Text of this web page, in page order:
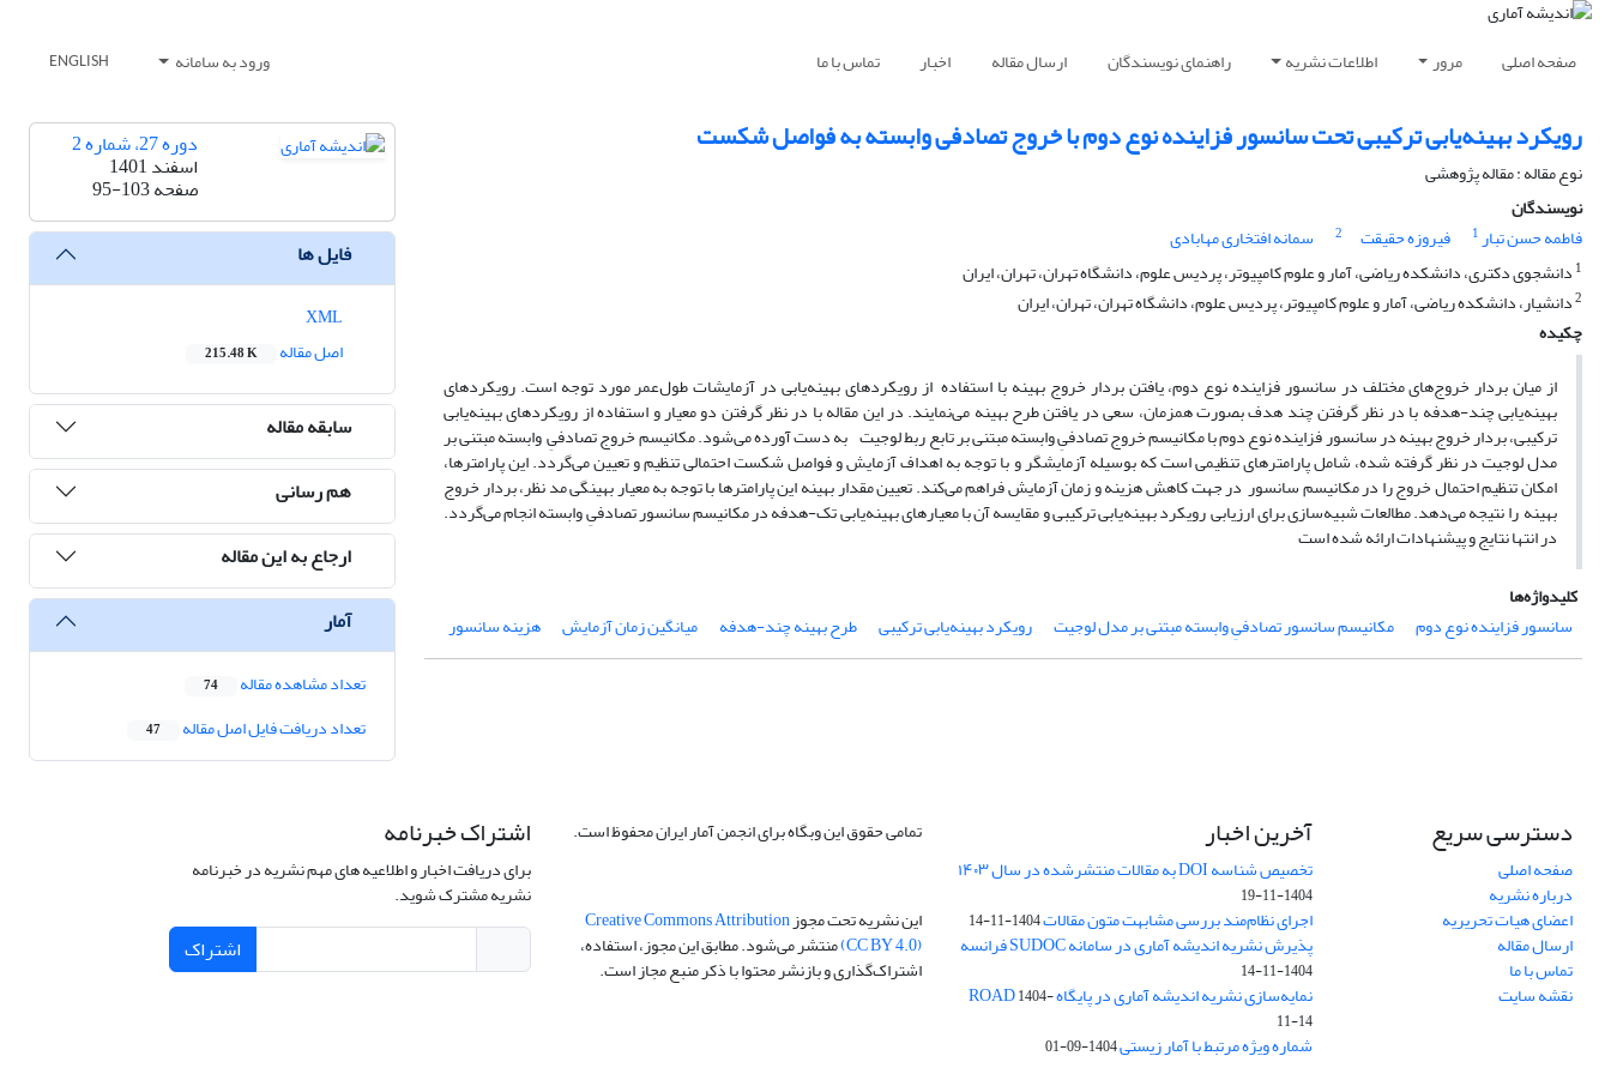
صفحه اصلی مرور اطلاعات نشریه راهنمای نویسندگان ارسال مقاله اخبار تماس با ما ورود به سامانه ENGLISH
رویکرد بهینه‌یابی ترکیبی تحت سانسور فزاینده نوع دوم با خروج تصادفی وابسته به فواصل شکست
نوع مقاله : مقاله پژوهشی
نویسندگان
فاطمه حسن تبار1 فیروزه حقیقت 2 سمانه افتخاری مهابادی
1 دانشجوی دکتری، دانشکده ریاضی، آمار و علوم کامپیوتر، پردیس علوم، دانشگاه تهران، تهران، ایران
2دانشیار، دانشکده ریاضی، آمار و علوم کامپیوتر، پردیس علوم، دانشگاه تهران، تهران، ایران
چکیده
از میان بردار خروج‌های مختلف در سانسور فزاینده نوع دوم، یافتن بردار خروج بهینه با استفاده از رویکردهای بهینه‌یابی در آزمایشات طول‌عمر مورد توجه است. رویکردهای
بهینه‌یابی چند-هدفه با در نظر گرفتن چند هدف بصورت همزمان، سعی در یافتن طرح بهینه می‌نمایند. در این مقاله با در نظر گرفتن دو معیار و استفاده از رویکردهای بهینه‌یابی
ترکیبی، بردار خروج بهینه در سانسور فزاینده نوع دوم با مکانیسم خروج تصادفیِ وابسته مبتنی بر تابع ربط لوجیت به دست آورده می‌شود. مکانیسم خروج تصادفیِ وابسته‌ مبتنی بر
مدل لوجیت در نظر گرفته شده، شامل پارامترهای تنظیمی است که بوسیله آزمایشگر و با توجه به اهداف آزمایش و فواصل شکست احتمالی تنظیم و تعیین می‌گردد. این پارامترها،
امکان تنظیم احتمال خروج را در مکانیسم سانسور در جهت کاهش هزینه و زمان آزمایش فراهم می‌کند. تعیین مقدار بهینه این پارامترها با توجه به معیار بهینگی مد نظر، بردار خروج
بهینه را نتیجه می‌دهد. مطالعات شبیه‌سازی برای ارزیابی رویکرد بهینه‌یابی ترکیبی و مقایسه آن با معیارهای بهینه‌یابی تک-هدفه در مکانیسم سانسور تصادفیِ وابسته انجام می‌گردد.
در انتها نتایج و پیشنهادات ارائه شده است
کلیدواژه‌ها
سانسور فزاینده نوع دوم
مکانیسم سانسور تصادفیِ وابسته مبتنی بر مدل لوجیت رویکرد بهینه‌یابی ترکیبی طرح بهینه چند-هدفه میانگین زمان آزمایش هزینه سانسور
دوره 27، شماره 2
اسفند 1401
صفحه95-103
فایل ها
اصل مقاله
215.48 K
سابقه مقاله
هم رسانی
ارجاع به این مقاله
آمار
تعداد مشاهده مقاله 74
تعداد دریافت فایل اصل مقاله 47
دسترسی سریع
صفحه اصلی
درباره نشریه
اعضای هیات تحریریه
ارسال مقاله
تماس با ما
نقشه سایت
آخرین اخبار
تخصیص شناسه DOI به مقالات منتشرشده در سال ۱۴۰۳
1404-11-19
اجرای نظام‌مند بررسی مشابهت متون مقالات1404-11-14
پذیرش نشریه اندیشه آماری در سامانه SUDOC فرانسه
1404-11-14
نمایه‌سازی نشریه اندیشه آماری در پایگاه ROAD1404-
11-14
شماره ویژه مرتبط با آمار زیستی1404-09-01
تمامی حقوق این وبگاه برای انجمن آمار ایران محفوظ است.
این نشریه تحت مجوزCreative Commons Attribution
(CC BY 4.0)منتشر می‌شود. مطابق این مجوز، استفاده،
اشتراک‌گذاری و بازنشر محتوا با ذکر منبع مجاز است.
اشتراک خبرنامه
برای دریافت اخبار و اطلاعیه های مهم نشریه در خبرنامه
نشریه مشترک شوید.
اشتراک